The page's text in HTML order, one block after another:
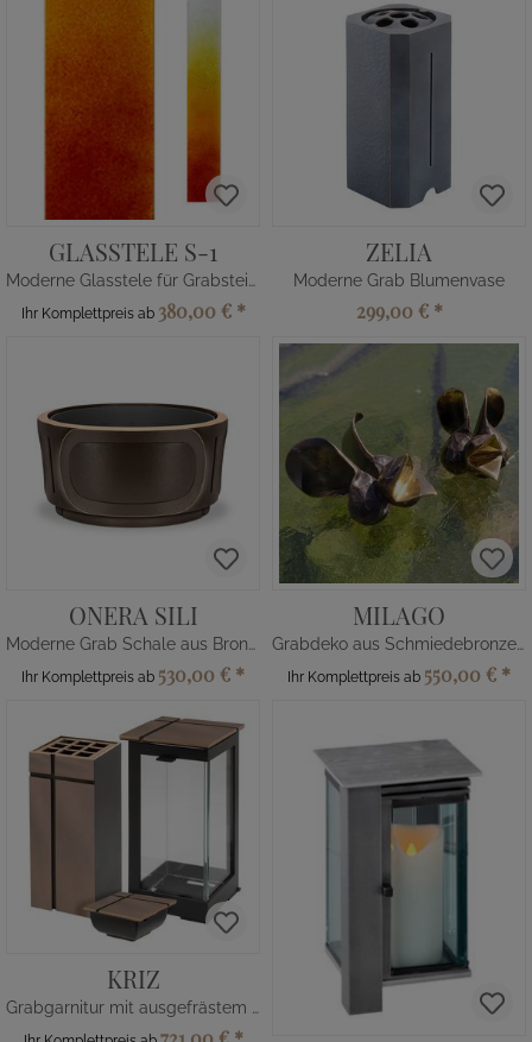
GLASSTELE S-1
Moderne Glasstele für Grabsteine Sonnenuntergang
Ihr Komplettpreis ab 380,00 € *
ZELIA
Moderne Grab Blumenvase
299,00 € *
ONERA SILI
Moderne Grab Schale aus Bronze
Ihr Komplettpreis ab 530,00 € *
MILAGO
Grabdeko aus Schmiedebronze - Spatzen
Ihr Komplettpreis ab 550,00 € *
KRIZ
Grabgarnitur mit ausgefrästem Detail